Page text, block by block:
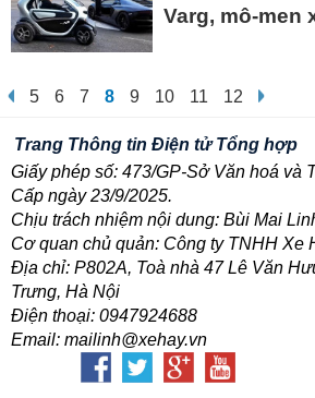
Varg, mô-men
5 6 7 8 9 10 11 12
Trang Thông tin Điện tử Tổng hợp
Giấy phép số: 473/GP-Sở Văn hoá và
Cấp ngày 23/9/2025.
Chịu trách nhiệm nội dung: Bùi Mai
Cơ quan chủ quản: Công ty TNHH Xe
Địa chỉ: P802A, Toà nhà 47 Lê Văn
Trưng, Hà Nội
Điện thoại: 0947924688
Email: mailinh@xehay.vn